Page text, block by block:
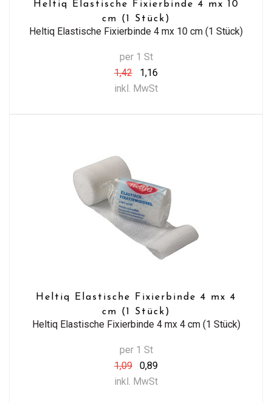
Heltiq Elastische Fixierbinde 4 mx 10
cm (1 Stück)
Heltiq Elastische Fixierbinde 4 mx 10 cm (1 Stück)
per 1 St
1,42
1,16
inkl. MwSt
Heltiq Elastische Fixierbinde 4 mx 4
cm (1 Stück)
Heltiq Elastische Fixierbinde 4 mx 4 cm (1 Stück)
per 1 St
1,09
0,89
inkl. MwSt